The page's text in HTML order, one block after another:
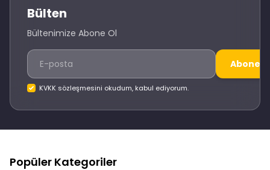
Bülten
Bültenimize Abone Ol
Abone
KVKK sözleşmesini okudum, kabul ediyorum.
Popüler Kategoriler